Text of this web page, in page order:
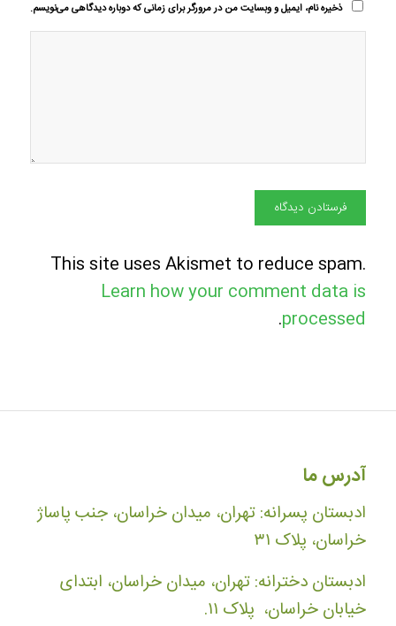
ذخیره نام، ایمیل و وبسایت من در مرورگر برای زمانی که دوباره دیدگاهی می‌نویسم.
This site uses Akismet to reduce spam.
Learn how your comment data is
processed
.
آدرس ما
ادبستان پسرانه: تهران، میدان خراسان، جنب پاساژ
خراسان، پلاک ۳۱
ادبستان دخترانه: تهران، میدان خراسان، ابتدای
خیابان خراسان، پلاک ۱۱.